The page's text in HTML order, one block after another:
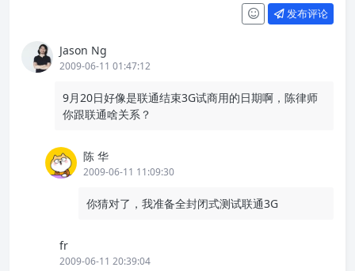
发布评论
Jason Ng
2009-06-11 01:47:12
9月20日好像是联通结束3G试商用的日期啊，陈律师
你跟联通啥关系？
陈 华
2009-06-11 11:09:30
你猜对了，我准备全封闭式测试联通3G
fr
2009-06-11 20:39:04